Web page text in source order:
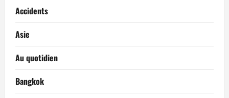
Accidents
Asie
Au quotidien
Bangkok